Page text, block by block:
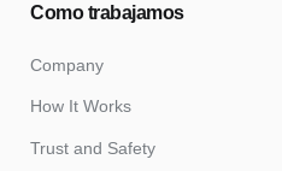
Como trabajamos
Company
How It Works
Trust and Safety